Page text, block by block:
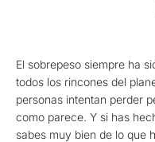
El sobrepeso siempre ha
todos los rincones del
personas intentan perder
como parece. Y si has
sabes muy bien de lo que